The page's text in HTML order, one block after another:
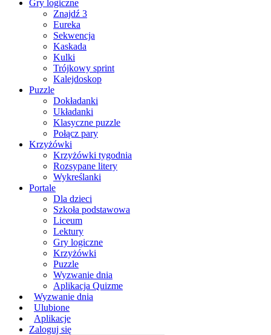
Gry logiczne
Znajdź 3
Eureka
Sekwencja
Kaskada
Kulki
Trójkowy sprint
Kalejdoskop
Puzzle
Dokładanki
Układanki
Klasyczne puzzle
Połącz pary
Krzyżówki
Krzyżówki tygodnia
Rozsypane litery
Wykreślanki
Portale
Dla dzieci
Szkoła podstawowa
Liceum
Lektury
Gry logiczne
Krzyżówki
Puzzle
Wyzwanie dnia
Aplikacja Quizme
Wyzwanie dnia
Ulubione
Aplikacje
Zaloguj się